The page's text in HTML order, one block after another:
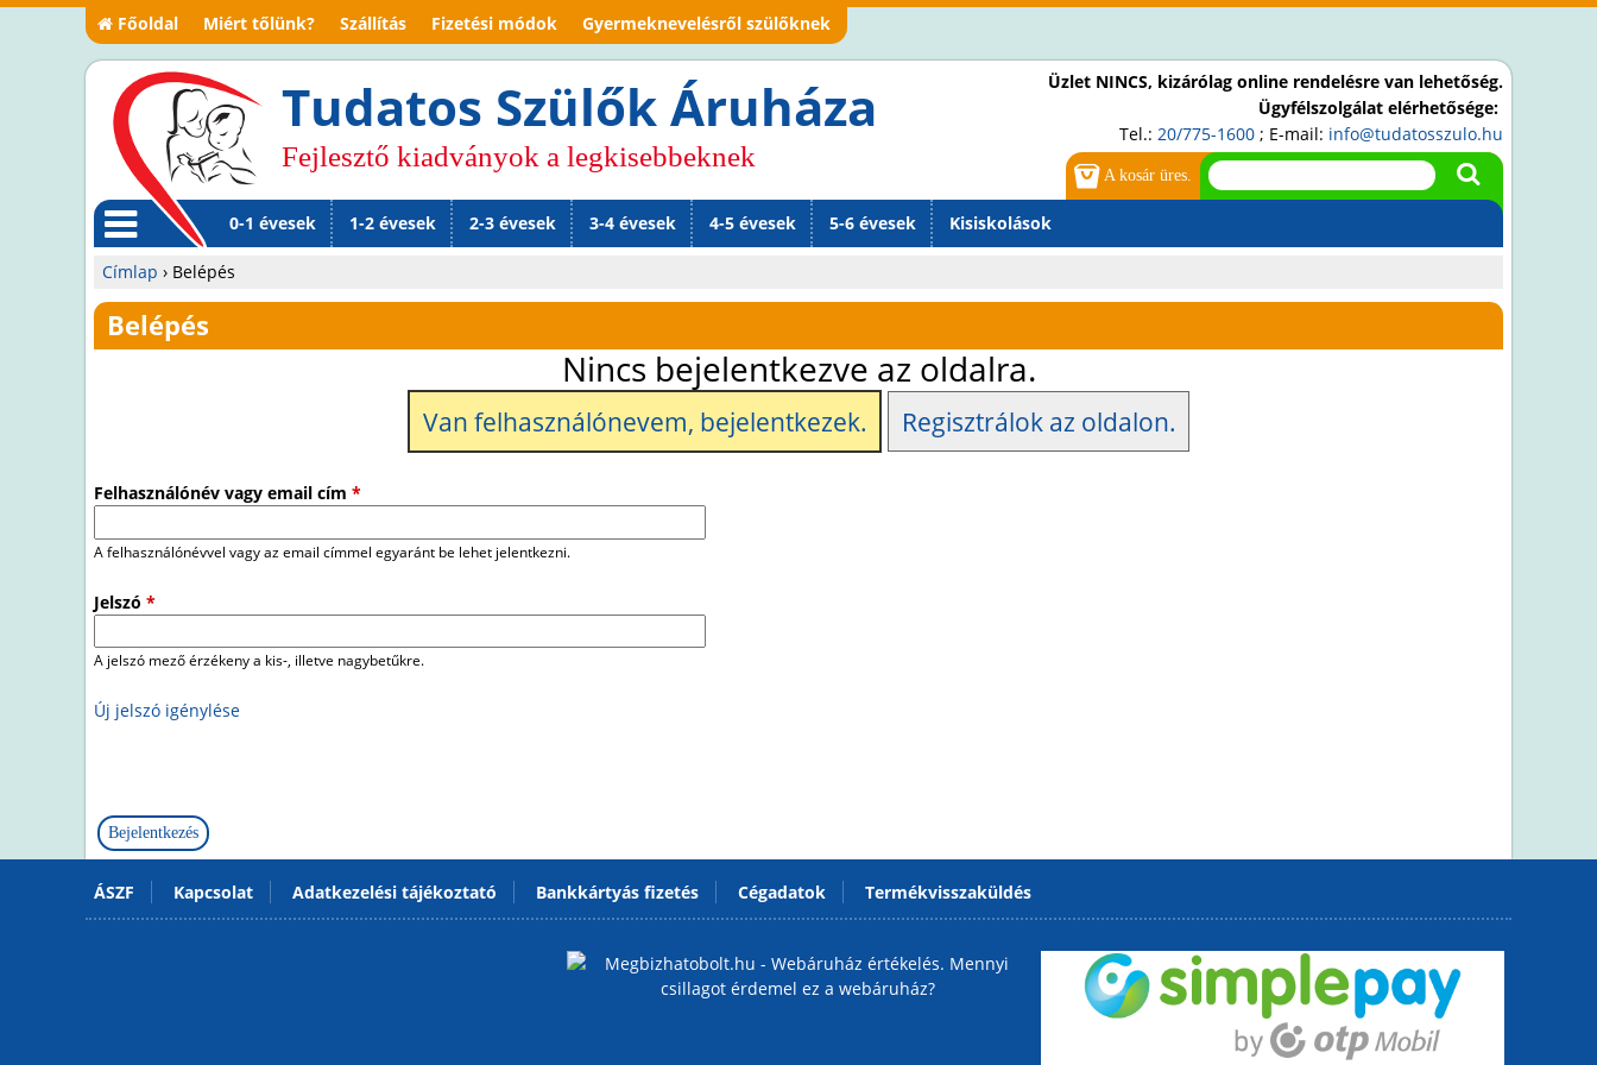
Jump to navigation
Főoldal Miért tőlünk? Szállítás Fizetési módok Gyermeknevelésről szülőknek
Tudatos Szülők Áruháza
Fejlesztő kiadványok a legkisebbeknek
Üzlet NINCS, kizárólag online rendelésre van lehetőség.
Ügyfélszolgálat elérhetősége:
Tel.: 20/775-1600 ; E-mail: info@tudatosszulo.hu
Jelenlegi
hely
Címlap › Belépés
Belépés
Nincs bejelentkezve az oldalra.
Van felhasználónevem, bejelentkezek. Regisztrálok az oldalon.
Felhasználónév vagy email cím *
A felhasználónévvel vagy az email címmel egyaránt be lehet jelentkezni.
Jelszó *
A jelszó mező érzékeny a kis-, illetve nagybetűkre.
Új jelszó igénylése
A kosár üres.
M
en
ü
0-1 évesek 1-2 évesek 2-3 évesek 3-4 évesek 4-5 évesek 5-6 évesek Kisiskolások
ÁSZF Kapcsolat Adatkezelési tájékoztató Bankkártyás fizetés Cégadatok Termékvisszaküldés